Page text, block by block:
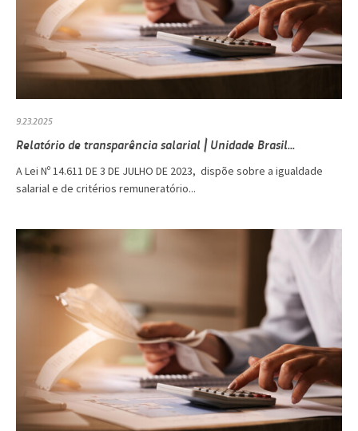
9.23.2025
Relatório de transparência salarial | Unidade Brasil...
A Lei Nº 14.611 DE 3 DE JULHO DE 2023, dispõe sobre a igualdade
salarial e de critérios remuneratório...